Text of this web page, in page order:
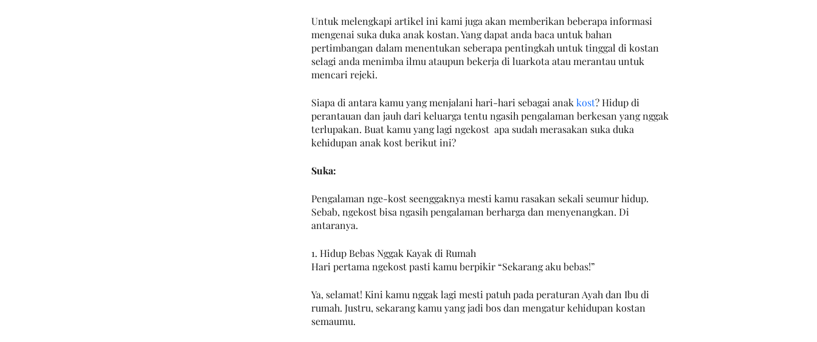
Untuk melengkapi artikel ini kami juga akan memberikan beberapa informasi
mengenai suka duka anak kostan. Yang dapat anda baca untuk bahan
pertimbangan dalam menentukan seberapa pentingkah untuk tinggal di kostan
selagi anda menimba ilmu ataupun bekerja di luarkota atau merantau untuk
mencari rejeki.
Siapa di antara kamu yang menjalani hari-hari sebagai anak kost? Hidup di
perantauan dan jauh dari keluarga tentu ngasih pengalaman berkesan yang nggak
terlupakan. Buat kamu yang lagi ngekost  apa sudah merasakan suka duka
kehidupan anak kost berikut ini?
Suka:
Pengalaman nge-kost seenggaknya mesti kamu rasakan sekali seumur hidup.
Sebab, ngekost bisa ngasih pengalaman berharga dan menyenangkan. Di
antaranya.
1. Hidup Bebas Nggak Kayak di Rumah
Hari pertama ngekost pasti kamu berpikir “Sekarang aku bebas!”
Ya, selamat! Kini kamu nggak lagi mesti patuh pada peraturan Ayah dan Ibu di
rumah. Justru, sekarang kamu yang jadi bos dan mengatur kehidupan kostan
semaumu.